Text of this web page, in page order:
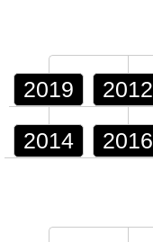
2019 2012
2014 2016